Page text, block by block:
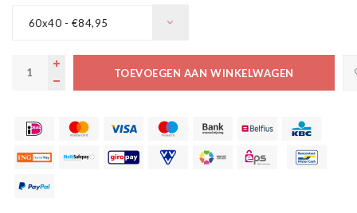
60x40 - €84,95
TOEVOEGEN AAN WINKELWAGEN